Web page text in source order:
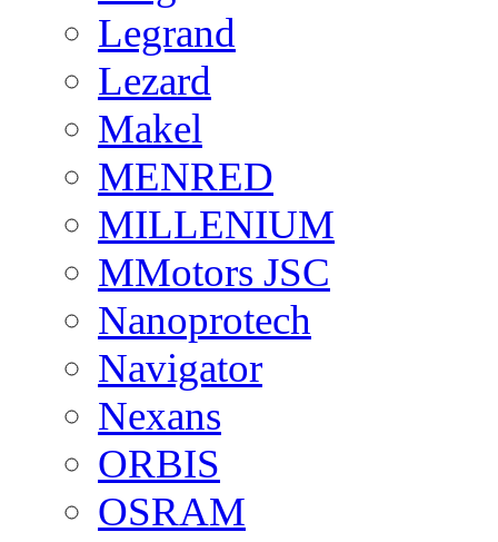
Legrand
Lezard
Makel
MENRED
MILLENIUM
MMotors JSC
Nanoprotech
Navigator
Nexans
ORBIS
OSRAM